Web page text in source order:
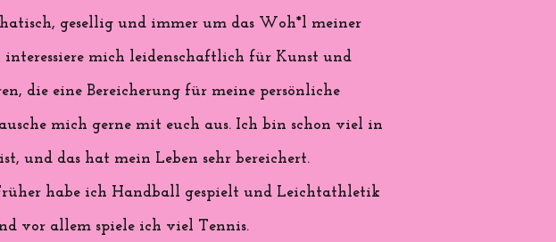
gesellig und immer um das Woh*l meiner
interessiere mich leidenschaftlich für Kunst und
die eine Bereicherung für meine persönliche
mich gerne mit euch aus. Ich bin schon viel in
und das hat mein Leben sehr bereichert.
habe ich Handball gespielt und Leichtathletik
vor allem spiele ich viel Tennis.